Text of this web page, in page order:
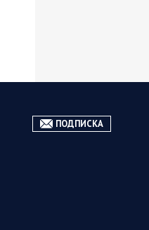
2026 года
продолжила
безопасности в
ПОДПИСКА